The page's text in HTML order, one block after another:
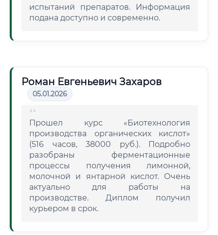
испытаний препаратов. Информация
подана доступно и современно.
Роман Евгеньевич Захаров
05.01.2026
Прошел курс «Биотехнология
производства органических кислот»
(516 часов, 38000 руб.). Подробно
разобраны ферментационные
процессы получения лимонной,
молочной и янтарной кислот. Очень
актуально для работы на
производстве. Диплом получил
курьером в срок.